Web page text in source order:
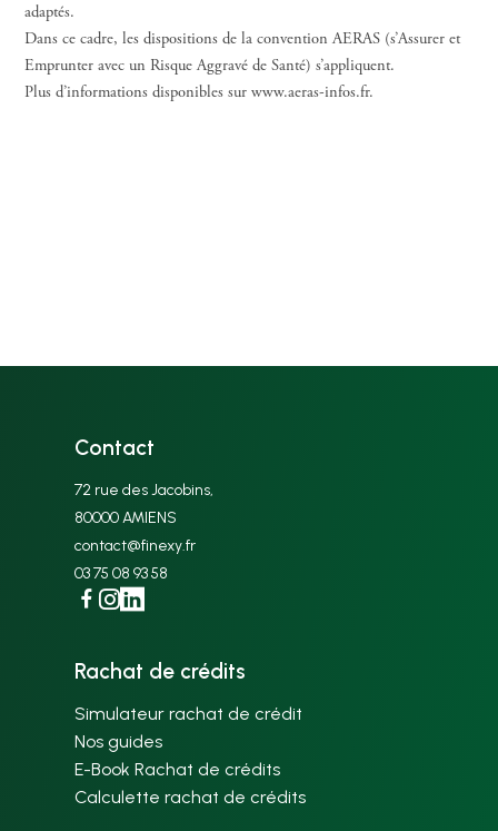
adaptés.
Dans ce cadre, les dispositions de la convention AERAS (s’Assurer et
Emprunter avec un Risque Aggravé de Santé) s’appliquent.
Plus d’informations disponibles sur www.aeras-infos.fr.
Contact
72 rue des Jacobins,
80000 AMIENS
contact@finexy.fr
03 75 08 93 58
Facebook
Instagram
Rachat de crédits
Simulateur rachat de crédit
Nos guides
E-Book Rachat de crédits
Calculette rachat de crédits